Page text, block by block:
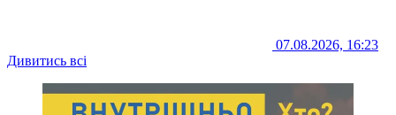
07.08.2026, 16:23
Дивитись всі